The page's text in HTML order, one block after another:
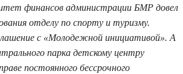
финансов администрации БМР довел
отделу по спорту и туризму.
с «Молодежной инициативой». А
парка детскому центру
постоянного бессрочного